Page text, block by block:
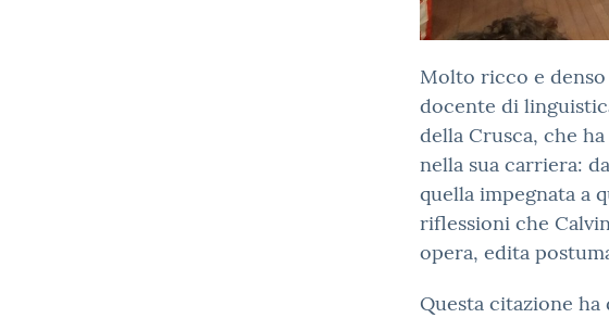
Molto ricco e
docente di
della Crusca, che
nella sua carriera:
quella impegnata a
riflessioni che
opera, edita
Questa citazione